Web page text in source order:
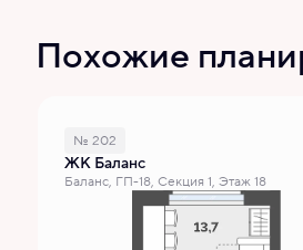
Похожие
№ 202
ЖК Баланс
Баланс, ГП-18, Секция 1, Этаж 18